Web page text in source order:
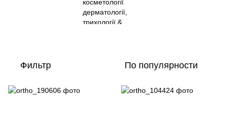
Фильтр По популярности